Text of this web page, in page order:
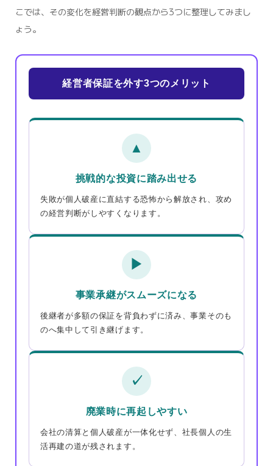
こでは、その変化を経営判断の観点から3つに整理してみまし
ょう。
経営者保証を外す3つのメリット
▲
挑戦的な投資に踏み出せる
失敗が個人破産に直結する恐怖から解放され、攻め
の経営判断がしやすくなります。
▶
事業承継がスムーズになる
後継者が多額の保証を背負わずに済み、事業そのも
のへ集中して引き継げます。
✓
廃業時に再起しやすい
会社の清算と個人破産が一体化せず、社長個人の生
活再建の道が残されます。